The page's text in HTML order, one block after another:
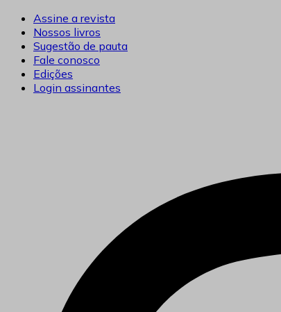
para
conteúdo
Assine a revista
Nossos livros
Sugestão de pauta
Fale conosco
Edições
Login assinantes